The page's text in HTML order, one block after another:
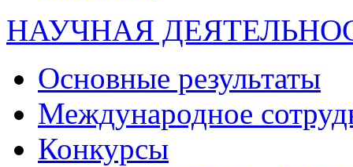
НАУЧНАЯ
Основные результаты
Международное
Конкурсы